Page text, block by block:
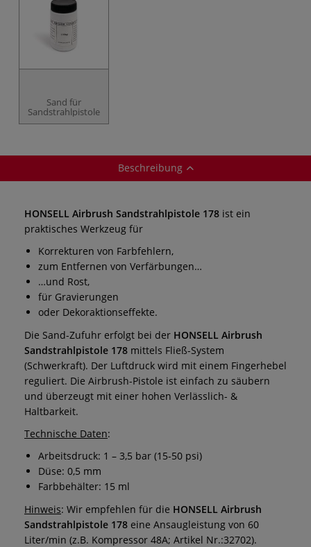
Sand für
Sandstrahlpistole
Beschreibung
HONSELL Airbrush Sandstrahlpistole 178 ist ein
praktisches Werkzeug für
Korrekturen von Farbfehlern,
zum Entfernen von Verfärbungen…
…und Rost,
für Gravierungen
oder Dekoraktionseffekte.
Die Sand-Zufuhr erfolgt bei der HONSELL Airbrush
Sandstrahlpistole 178 mittels Fließ-System
(Schwerkraft). Der Luftdruck wird mit einem Fingerhebel
reguliert. Die Airbrush-Pistole ist einfach zu säubern
und überzeugt mit einer hohen Verlässlich- &
Haltbarkeit.
Technische Daten:
Arbeitsdruck: 1 – 3,5 bar (15-50 psi)
Düse: 0,5 mm
Farbbehälter: 15 ml
Hinweis: Wir empfehlen für die HONSELL Airbrush
Sandstrahlpistole 178 eine Ansaugleistung von 60
Liter/min (z.B. Kompressor 48A; Artikel Nr.:32702).